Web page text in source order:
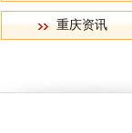
重庆资讯